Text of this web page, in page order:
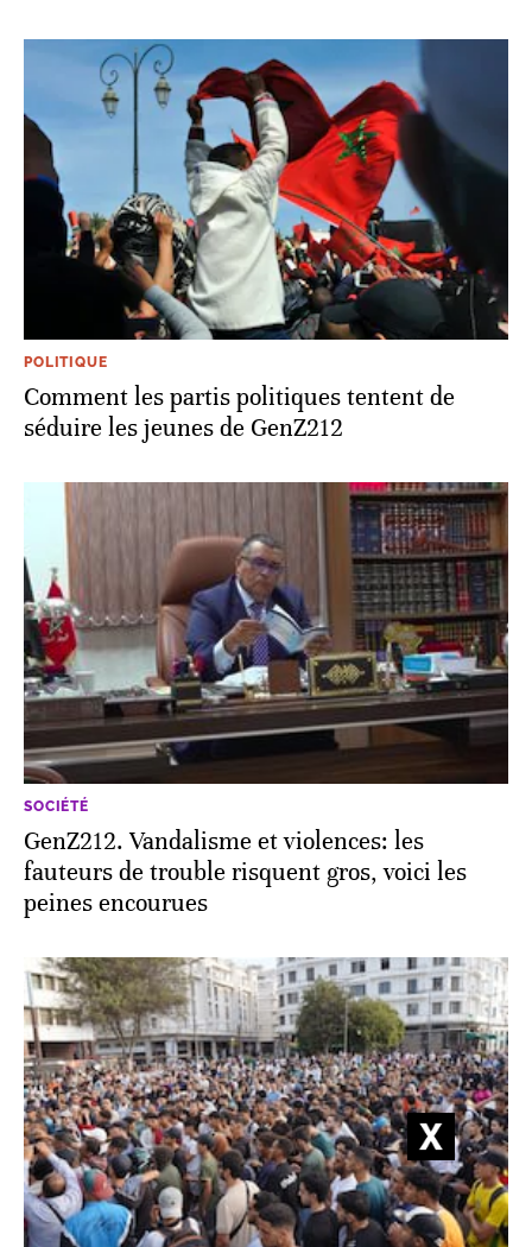
POLITIQUE
Comment les partis politiques tentent de
séduire les jeunes de GenZ212
SOCIÉTÉ
GenZ212. Vandalisme et violences: les
fauteurs de trouble risquent gros, voici les
peines encourues